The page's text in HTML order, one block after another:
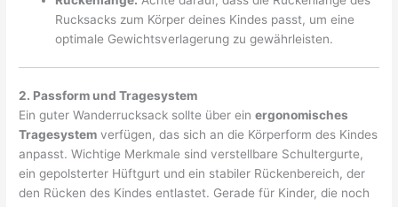
Rucksacks zum Körper deines Kindes passt, um eine
optimale Gewichtsverlagerung zu gewährleisten.
2. Passform und Tragesystem
Ein guter Wanderrucksack sollte über einergonomisches
Tragesystem verfügen, das sich an die Körperform des Kindes
anpasst. Wichtige Merkmale sind verstellbare Schultergurte,
ein gepolsterter Hüftgurt und ein stabiler Rückenbereich, der
den Rücken des Kindes entlastet. Gerade für Kinder, die noch